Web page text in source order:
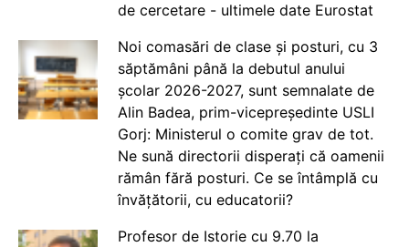
de cercetare - ultimele date Eurostat
Noi comasări de clase și posturi, cu 3
săptămâni până la debutul anului
școlar 2026-2027, sunt semnalate de
Alin Badea, prim-vicepreședinte USLI
Gorj: Ministerul o comite grav de tot.
Ne sună directorii disperați că oamenii
rămân fără posturi. Ce se întâmplă cu
învățătorii, cu educatorii?
Profesor de Istorie cu 9.70 la